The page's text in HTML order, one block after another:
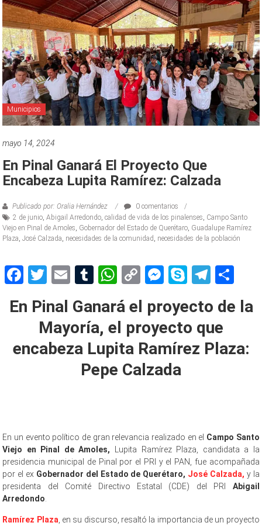
Municipios
mayo 14, 2024
En Pinal Ganará El Proyecto Que
Encabeza Lupita Ramírez: Calzada
Publicado por: Oralia Hernández
0 comentarios
2 de junio ,Abigail Arredondo ,calidad de vida de los pinalenses Campo Santo
Viejo en Pinal de Amoles Gobernador del Estado de Querétaro Guadalupe Ramírez
Plaza ,José Calzada necesidades de la comunidad necesidades de la población
Facebook
Twitter
EmailTumblr
WhatsApp
CopyMessenger
Skype
En Pinal Ganará el proyecto de la
Mayoría, el proyecto que
encabeza Lupita Ramírez Plaza:
Pepe Calzada
En un evento político de gran relevancia realizado en el Campo Santo
Viejo en Pinal de Amoles, Lupita Ramírez Plaza, candidata a la
presidencia municipal de Pinal por el PRI y el PAN, fue acompañada
por el ex Gobernador del Estado de Querétaro, José Calzada, y la
presidenta del Comité Directivo Estatal (CDE) del PRI Abigail
Arredondo
Ramírez Plaza , en su discurso, resaltó la importancia de un proyecto